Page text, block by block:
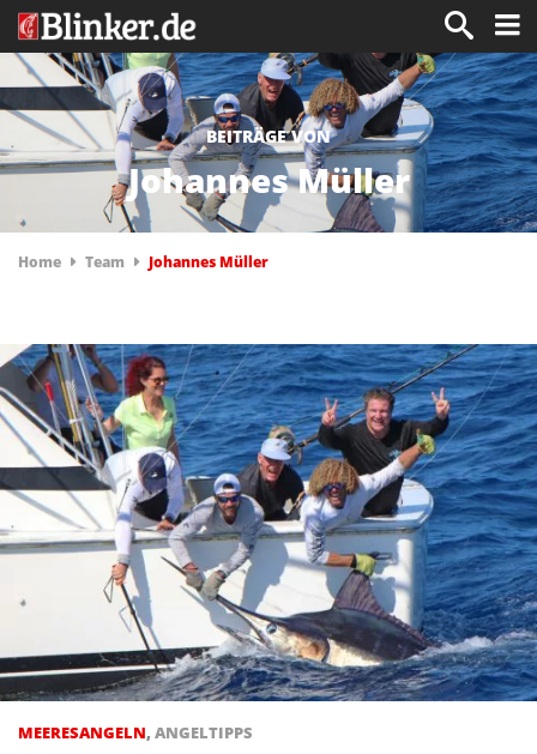
BEITRÄGE VON
Johannes Müller
Home Team Johannes Müller
MEERESANGELN, ANGELTIPPS